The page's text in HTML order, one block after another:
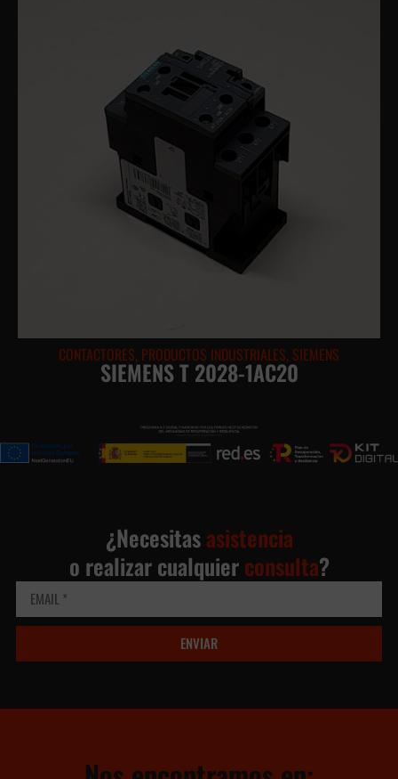
CONTACTORES, PRODUCTOS INDUSTRIALES, SIEMENS
SIEMENS T 2028-1AC20
¿Necesitasasistencia
o realizar cualquierconsulta?
ENVIAR